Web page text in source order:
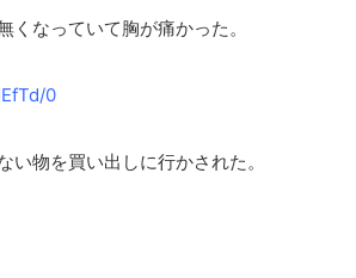
なっていて胸が痛かった。
0
物を買い出しに行かされた。